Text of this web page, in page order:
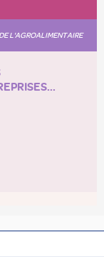
L'AGROALIMENTAIRE